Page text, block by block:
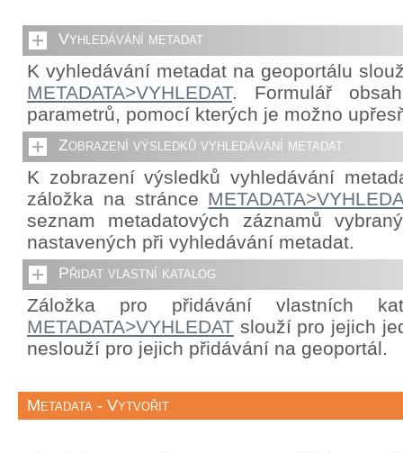
Vyhledávání metadat
K vyhledávání metadat na geoportálu
METADATA>VYHLEDAT. Formulář
parametrů, pomocí kterých je možno
Zobrazení výsledků vyhledávání metadat
K zobrazení výsledků vyhledávání
záložka na stránce
seznam metadatových záznamů
nastavených při vyhledávání metadat.
Přidat vlastní katalog
Záložka pro přidávání vlastních
METADATA>VYHLEDAT slouží pro jejich
neslouží pro jejich přidávání na geoportál.
Metadata - Vytvořit